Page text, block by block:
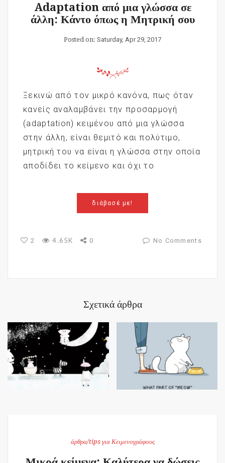
Adaptation από μια γλώσσα σε
άλλη: Κάντο όπως η Μητρική σου
Posted on: Saturday, Apr 29, 2017
Ξεκινώ από τον μικρό κανόνα, πως όταν
κανείς αναλαμβάνει την προσαρμογή
(adaptation) κειμένου από μια γλώσσα
στην άλλη, είναι θεμιτό και πολύτιμο,
μητρική του να είναι η γλώσσα στην οποία
αποδίδει το κείμενο και όχι το
διάβασέ με!
2 4.65K 0 No Comments
Σχετικά άρθρα
άρθρα/tips για Κειμενογράφους